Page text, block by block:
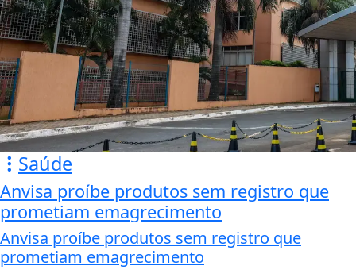
Saúde
Anvisa proíbe produtos sem registro que
prometiam emagrecimento
Anvisa proíbe produtos sem registro que
prometiam emagrecimento